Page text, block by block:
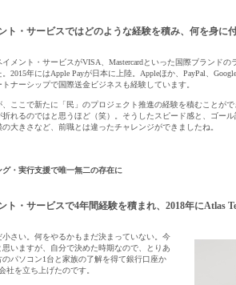
次へ（ご経験
・サービスではどのような経験を積み、何を身に付
メント・サービスがVISA、Mastercardといった国際ブランド
2015年にはApple Payが日本に上陸。Appleほか、PayPal、
ナーシップで国際送金ビジネスも経験しています。
ここで新たに「民」のプロジェクト推進の経験を積むことが
れるのではと思うほど（笑）。そうしたスピード感と、ゴー
大きさなど、前職とは違ったチャレンジができましたね。
・実行支援で唯一無二の存在に
・サービスで4年間経験を積まれ、2018年にAtlas
さい。何をやるかもまだ決まっていない。今
いますが、自分で決めた時期なので、とりあ
パソコン1台と家族の了解を得て銀行口座か
社を立ち上げたのです。